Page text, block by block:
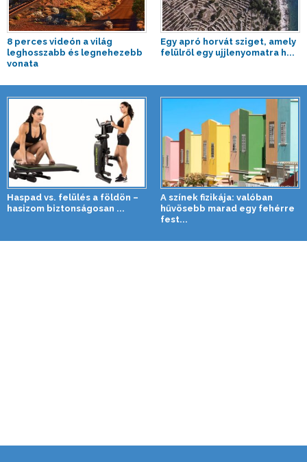
8 perces videón a világ
leghosszabb és legnehezebb
vonata
Egy apró horvát sziget, amely
felülről egy ujjlenyomatra h...
Haspad vs. felülés a földön –
hasizom biztonságosan ...
A színek fizikája: valóban
hűvösebb marad egy fehérre
fest...